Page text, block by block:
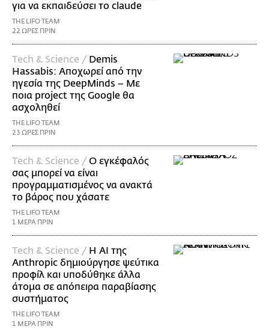
για να εκπαιδεύσει το claude
THE LIFO TEAM
22 ΩΡΕΣ ΠΡΙΝ
Τech & Science / Demis
Hassabis: Αποχωρεί από την
ηγεσία της DeepMinds – Με
ποια project της Google θα
ασχοληθεί
THE LIFO TEAM
23 ΩΡΕΣ ΠΡΙΝ
Τech & Science /Ο εγκέφαλός
σας μπορεί να είναι
προγραμματισμένος να ανακτά
το βάρος που χάσατε
THE LIFO TEAM
1 ΜΕΡΑ ΠΡΙΝ
Τech & Science / Η AI της
Anthropic δημιούργησε ψεύτικα
προφίλ και υποδύθηκε άλλα
άτομα σε απόπειρα παραβίασης
συστήματος
THE LIFO TEAM
1 ΜΕΡΑ ΠΡΙΝ